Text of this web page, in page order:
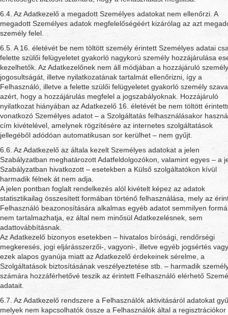
6.4. Az Adatkezelő a megadott Személyes adatokat nem ellenőrzi. A
megadott Személyes adatok megfelelőségéért kizárólag az azt
személy felel.
6.5. A 16. életévét be nem töltött személy érintett Személyes adatai
felette szülői felügyeletet gyakorló nagykorú személy hozzájárulása
kezelhetők. Az Adatkezelőnek nem áll módjában a hozzájáruló személy
jogosultságát, illetve nyilatkozatának tartalmát ellenőrizni, így a
Felhasználó, illetve a felette szülői felügyeletet gyakorló személy
azért, hogy a hozzájárulás megfelel a jogszabályoknak. Hozzájáruló
nyilatkozat hiányában az Adatkezelő 16. életévét be nem töltött
vonatkozó Személyes adatot – a Szolgáltatás felhasználásakor
cím kivételével, amelynek rögzítésére az internetes szolgáltatások
jellegéből adódóan automatikusan sor kerülhet – nem gyűjt.
6.6. Az Adatkezelő az általa kezelt Személyes adatokat a jelen
Szabályzatban meghatározott Adatfeldolgozókon, valamint egyes – a
Szabályzatban hivatkozott – esetekben a Külső szolgáltatókon kívül
harmadik félnek át nem adja.
A jelen pontban foglalt rendelkezés alól kivételt képez az adatok
statisztikailag összesített formában történő felhasználása, mely az
Felhasználó beazonosítására alkalmas egyéb adatot semmilyen
nem tartalmazhatja, ez által nem minősül Adatkezelésnek, sem
adattovábbításnak.
Az Adatkezelő bizonyos esetekben – hivatalos bírósági, rendőrségi
megkeresés, jogi eljárásszerzői-, vagyoni-, illetve egyéb jogsértés vagy
ezek alapos gyanúja miatt az Adatkezelő érdekeinek sérelme, a
Szolgáltatások biztosításának veszélyeztetése stb. – harmadik
számára hozzáférhetővé teszik az érintett Felhasználó elérhető
adatait.
6.7. Az Adatkezelő rendszere a Felhasználók aktivitásáról adatokat
melyek nem kapcsolhatók össze a Felhasználók által a regisztrációkor